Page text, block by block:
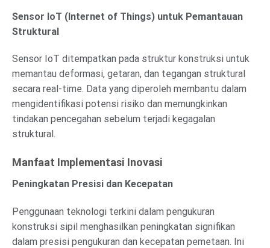
Sensor IoT (Internet of Things) untuk Pemantauan
Struktural
Sensor IoT ditempatkan pada struktur konstruksi untuk
memantau deformasi, getaran, dan tegangan struktural
secara real-time. Data yang diperoleh membantu dalam
mengidentifikasi potensi risiko dan memungkinkan
tindakan pencegahan sebelum terjadi kegagalan
struktural.
Manfaat Implementasi Inovasi
Peningkatan Presisi dan Kecepatan
Penggunaan teknologi terkini dalam pengukuran
konstruksi sipil menghasilkan peningkatan signifikan
dalam presisi pengukuran dan kecepatan pemetaan. Ini